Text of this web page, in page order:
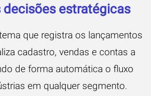
decisões estratégicas
que registra os lançamentos
cadastro, vendas e contas a
de forma automática o fluxo
em qualquer segmento.